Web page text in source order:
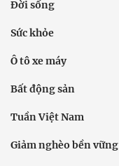
Đời sống
Sức khỏe
Ô tô xe máy
Bất động sản
Tuần Việt Nam
Giảm nghèo bền vững